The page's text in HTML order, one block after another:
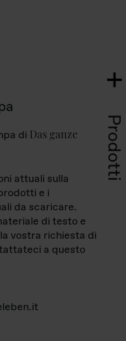
Prodotti
di Das ganze
attuali sulla
e i
da scaricare.
di testo e
vostra richiesta di
a questo